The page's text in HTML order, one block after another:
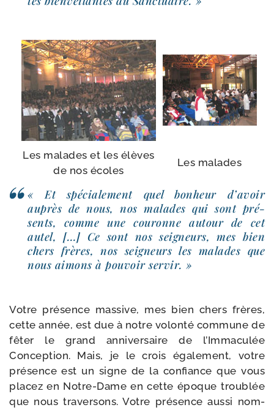
Les malades et les élèves
de nos écoles
Les malades
« Et spé­cia­le­ment quel bon­heur d’a­voir
auprès de nous, nos malades qui sont pré­
sents, comme une cou­ronne autour de cet
autel, […] Ce sont nos sei­gneurs, mes bien
chers frères, nos sei­gneurs les malades que
nous aimons à pou­voir servir. »
Votre pré­sence mas­sive, mes bien chers frères,
cette année, est due à notre volon­té com­mune de
fêter le grand anni­ver­saire de l’Immaculée
Conception. Mais, je le crois éga­le­ment, votre
pré­sence est un signe de la confiance que vous
pla­cez en Notre-​Dame en cette époque trou­blée
que nous tra­ver­sons. Votre pré­sence aus­si nom­